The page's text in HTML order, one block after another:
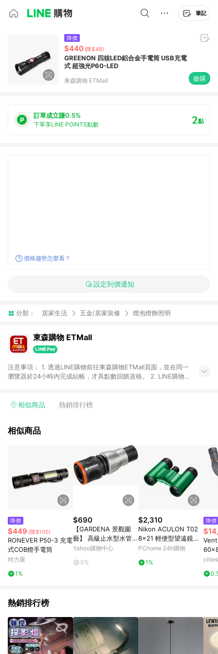
筆記
降價
$440 (降$48)
GREENON 四核LED鋁合金手電筒 USB充電
式 超強光P60-LED
東森購物 ETMall 搶購
訂單成立賺0.5%
下單享LINE POINTS點數 2點
價格趨勢怎麼看？
設定到價通知
分類： 居家生活 五金/居家裝修 燈泡燈飾照明
東森購物 ETMall
注意事項： 1. 透過LINE購物前往東森購物ETMall頁面，並在同一
瀏覽器於24小時內完成結帳，才具點數回饋資格。 2. LINE購物
單，皆不在點數回饋範圍內。 3. 如購買以下類別商品，將無法獲
球嚴選、商城、專案商品、「草莓網」全館商品。 4. 如取消訂
回饋。 5. 點數回饋會扣除所有折扣優惠後之最終發票金額計算，
實際回饋請依LINE購物通知為主。 6. 訂單如有使用東森購物
ETMall站內之折扣優惠(包含但不限於東森幣、樂透金、東森現金
券等)，不具點數回饋資格。詳細請依東森購物ETMall之結帳頁面
顯示為準。 7. LINE購物設有「單一商品最高回饋點數」機制(特
殊活動時開放「回饋無上限」)，以同一訂單中同一商品不論件數
計算，並依訂單成立時間當下LINE購物所設定的回饋機制為準。
8. LINE購物為購物資訊整合性平台，商品資料更新會有時間差，
如顯示之商品規格、顏色、價位、贈品與東森購物ETMall銷售網
頁不符，以銷售網頁標示為準。 9. 若有贈點爭議，請務必於訂單
日期+180天以內至LINE購物客服洽詢；若超過180天(含)以上進
行申訴，恕無法贈點回饋。 10. 部分點數紅包僅限指定商品使
用，或不適用於無回饋商品。各點數紅包之適用商品與使用條件
請依點數紅包頁面規則為準。
相似商品 熱銷排行榜
相似商品
降價
$449 (降$100)
RONEVER P50-3 充電
式COB燈手電筒
特力屋
1%
$690
【GARDENA 景觀園
藝】 高級止水型水管接
頭13mm 18253
Yahoo購物中心
0%
$2,310
Nikon ACULON T02
8x21 輕便型望遠鏡
(綠色)
PChome 24h購物
1%
降價
單筒
熱銷排行榜